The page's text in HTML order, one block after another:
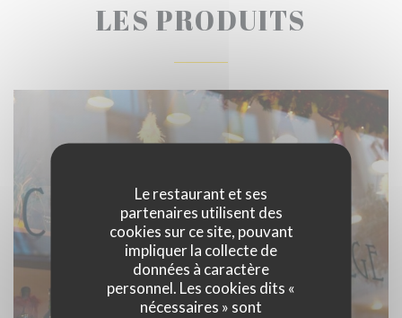
Le restaurant et ses
partenaires utilisent des
cookies sur ce site, pouvant
impliquer la collecte de
données à caractère
personnel. Les cookies dits «
nécessaires » sont
LES PRODUITS